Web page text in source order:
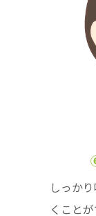
しっか
くこと